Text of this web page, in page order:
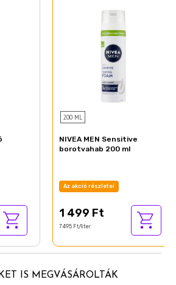
a Gillette tudja, mire van szükségük a
200 ML
NIVEA MEN Sensitive
borotvahab 200 ml
Az akció részletei
1 499 Ft
7 495 Ft/liter
IS MEGVÁSÁROLTÁK